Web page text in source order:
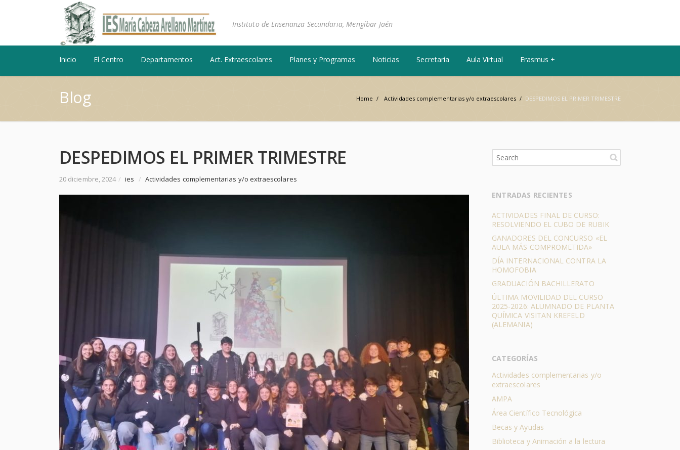
Instituto de Enseñanza Secundaria, Mengíbar Jaén
Inicio El Centro Departamentos Act. Extraescolares Planes y Programas Noticias Secretaría Aula Virtual Erasmus +
Home / Actividades complementarias y/o extraescolares / DESPEDIMOS EL PRIMER TRIMESTRE
Blog
DESPEDIMOS EL PRIMER TRIMESTRE
20 diciembre, 2024 / ies / Actividades complementarias y/o extraescolares
ENTRADAS RECIENTES
ACTIVIDADES FINAL DE CURSO:
RESOLVIENDO EL CUBO DE RUBIK
GANADORES DEL CONCURSO «EL
AULA MÁS COMPROMETIDA»
DÍA INTERNACIONAL CONTRA LA
HOMOFOBIA
GRADUACIÓN BACHILLERATO
ÚLTIMA MOVILIDAD DEL CURSO
2025-2026: ALUMNADO DE PLANTA
QUÍMICA VISITAN KREFELD
(ALEMANIA)
CATEGORÍAS
Actividades complementarias y/o
extraescolares
AMPA
Área Científico Tecnológica
Becas y Ayudas
Biblioteca y Animación a la lectura